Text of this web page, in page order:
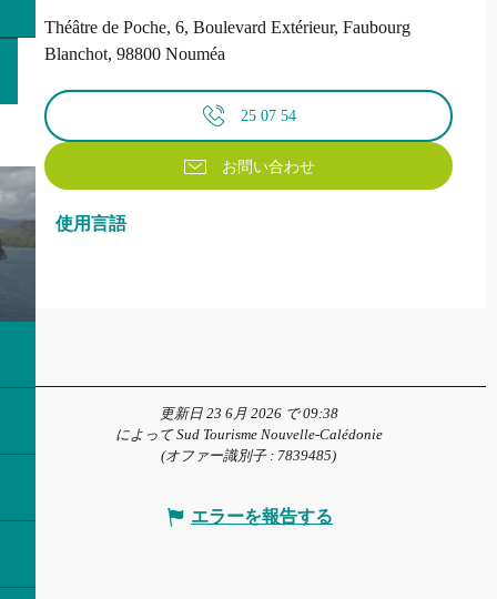
Théâtre de Poche, 6, Boulevard Extérieur, Faubourg
Blanchot, 98800 Nouméa
25 07 54
お問い合わせ
使用言語
使用言語
更新日 23 6月 2026 で 09:38
によって Sud Tourisme Nouvelle-Calédonie
(オファー識別子 : 7839485)
エラーを報告する